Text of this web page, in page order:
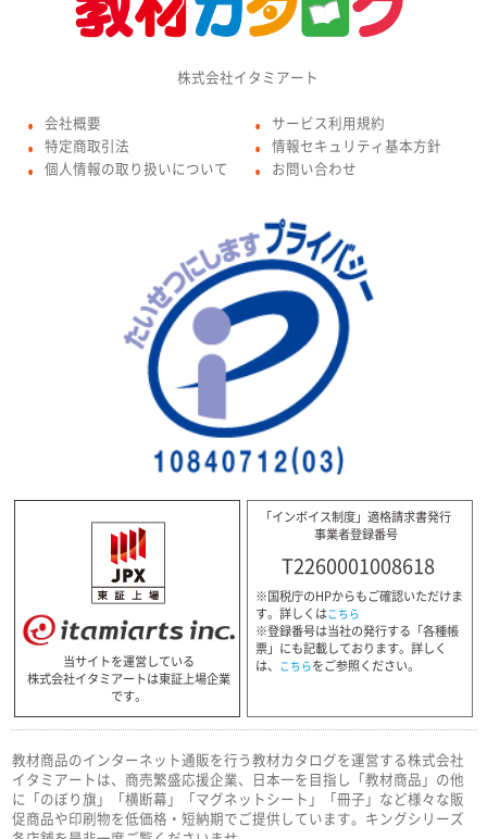
株式会社イタミアート
● 会社概要
● 特定商取引法
● 個人情報の取り扱いについて
● サービス利用規約
● 情報セキュリティ基本方針
● お問い合わせ
当サイトを運営している
株式会社イタミアートは東証上場企業
です。
「インボイス制度」適格請求書発行
事業者登録番号
T2260001008618
※国税庁のHPからもご確認いただけま
す。詳しくはこちら
※登録番号は当社の発行する「各種帳
票」にも記載しております。詳しく
は、 こちらをご参照ください。
教材商品のインターネット通販を行う教材カタログを運営する株式会社
イタミアートは、商売繁盛応援企業、日本一を目指し「教材商品」の他
に「のぼり旗」「横断幕」「マグネットシート」「冊子」など様々な販
促商品や印刷物を低価格・短納期でご提供しています。キングシリーズ